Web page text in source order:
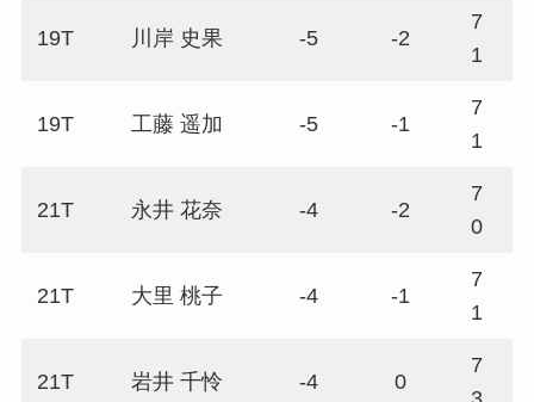
19T 川岸 史果 -5 -2
7
1
19T 工藤 遥加 -5 -1
7
1
21T 永井 花奈 -4 -2
7
0
21T 大里 桃子 -4 -1
7
1
21T 岩井 千怜 -4 0
7